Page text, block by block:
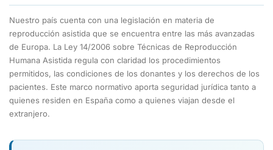
Nuestro país cuenta con una legislación en materia de
reproducción asistida que se encuentra entre las más avanzadas
de Europa. La Ley 14/2006 sobre Técnicas de Reproducción
Humana Asistida regula con claridad los procedimientos
permitidos, las condiciones de los donantes y los derechos de los
pacientes. Este marco normativo aporta seguridad jurídica tanto a
quienes residen en España como a quienes viajan desde el
extranjero.